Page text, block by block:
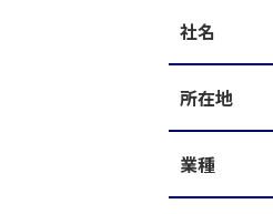
社名
所在地
業種